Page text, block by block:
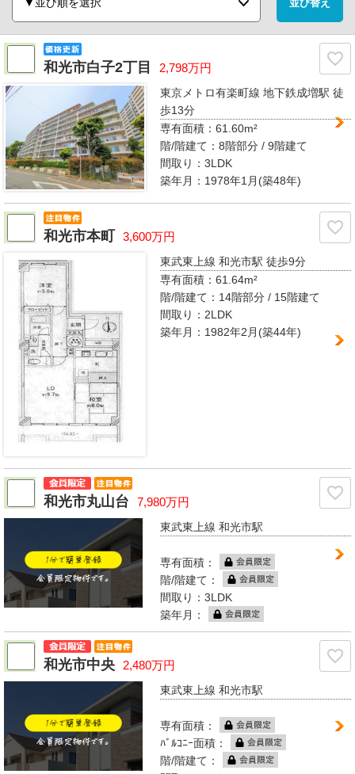
和光市白子2丁目 2,798万円
東京メトロ有楽町線 地下鉄成増駅徒
歩13分
専有面積：61.60m²
階/階建て：8階部分 / 9階建て
間取り：3LDK
築年月：1978年1月(築48年)
和光市本町 3,600万円
東武東上線 和光市駅徒歩9分
専有面積：61.64m²
階/階建て： 14階部分 / 15階建て
間取り：2LDK
築年月：1982年2月(築44年)
和光市丸山台 7,980万円
東武東上線 和光市駅
専有面積：
階/階建て：
間取り：3LDK
築年月：
和光市中央 2,480万円
東武東上線 和光市駅
専有面積：
ﾊﾞﾙｺﾆｰ面積：
階/階建て：